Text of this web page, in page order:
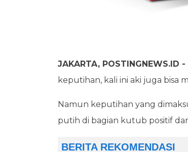
JAKARTA, POSTINGNEWS.ID -
keputihan, kali ini aki juga bisa
Namun keputihan yang
putih di bagian kutub positif